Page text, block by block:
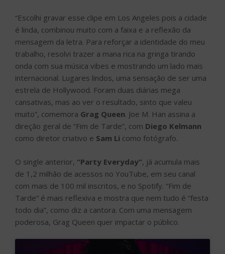
“Escolhi gravar esse clipe em Los Angeles pois a cidade
é linda, combinou muito com a faixa e a reflexão da
mensagem da letra. Para reforçar a identidade do meu
trabalho, resolvi trazer a mana rica na gringa tirando
onda com sua música vibes e mostrando um lado mais
internacional. Lugares lindos, uma sensação de ser uma
estrela de Hollywood. Foram duas diárias mega
cansativas, mas ao ver o resultado, sinto que valeu
muito”, comemora Grag Queen. Joe M. Han assina a
direção geral de “Fim de Tarde”, com Diego Kelmann
como diretor criativo e Sam Li como fotógrafo.
O single anterior, “Party Everyday”, já acumula mais
de 1,2 milhão de acessos no YouTube, em seu canal
com mais de 100 mil inscritos, e no Spotify. “Fim de
Tarde” é mais reflexiva e mostra que nem tudo é “festa
todo dia”, como diz a cantora. Com uma mensagem
poderosa, Grag Queen quer impactar o público.